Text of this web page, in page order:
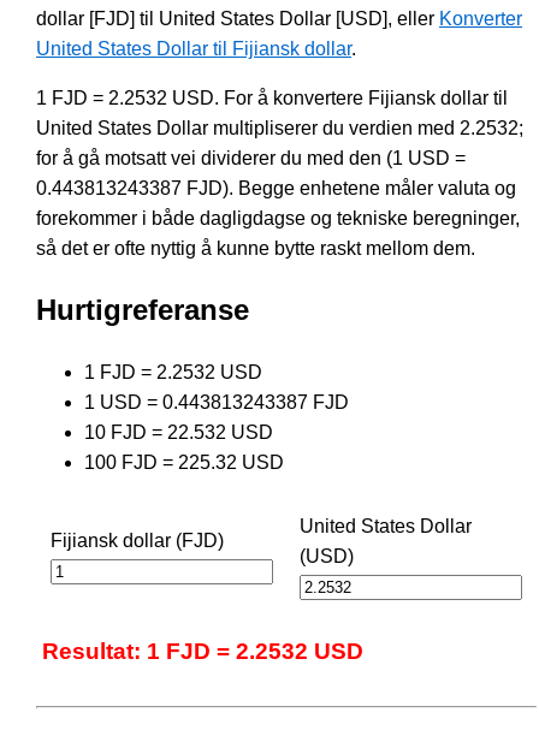
dollar [FJD] til United States Dollar [USD], eller Konverter
United States Dollar til Fijiansk dollar.
1 FJD = 2.2532 USD. For å konvertere Fijiansk dollar til
United States Dollar multipliserer du verdien med 2.2532;
for å gå motsatt vei dividerer du med den (1 USD =
0.443813243387 FJD). Begge enhetene måler valuta og
forekommer i både dagligdagse og tekniske beregninger,
så det er ofte nyttig å kunne bytte raskt mellom dem.
Hurtigreferanse
1 FJD = 2.2532 USD
1 USD = 0.443813243387 FJD
10 FJD = 22.532 USD
100 FJD = 225.32 USD
Fijiansk dollar (FJD)
United States Dollar
(USD)
Resultat: 1 FJD = 2.2532 USD